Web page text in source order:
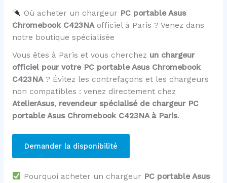
Où acheter un chargeur PC portable Asus
Chromebook C423NAofficiel à Paris ? Venez dans
notre boutique spécialisée
Vous êtes à Paris et vous cherchez un chargeur
officiel pour votre PC portable Asus Chromebook
C423NA? Évitez les contrefaçons et les chargeurs
non compatibles : venez directement chez
AtelierAsus, revendeur spécialisé de chargeur PC
portable Asus Chromebook C423NA à Paris.
Demander la disponibilité
Pourquoi acheter un chargeur PC portable Asus